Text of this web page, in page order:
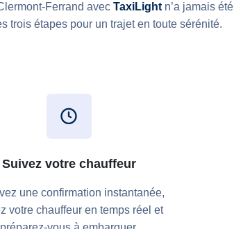
Ferrand avec TaxiLightn’a jamais
trois étapes pour un trajet en toute sérénité.
Suivez votre chauffeur
une confirmation instantanée,
votre chauffeur en temps réel et